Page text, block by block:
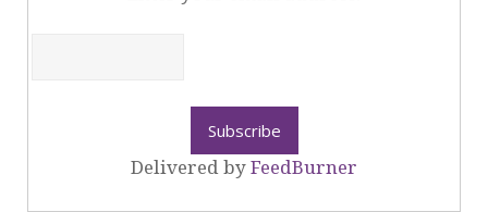
Delivered by FeedBurner